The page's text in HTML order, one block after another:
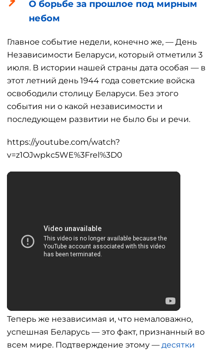
О борьбе за прошлое под мирным
небом
Главное событие недели, конечно же, — День
Независимости Беларуси, который отметили 3
июля. В истории нашей страны дата особая — в
этот летний день 1944 года советские войска
освободили столицу Беларуси. Без этого
события ни о какой независимости и
последующем развитии не было бы и речи.
https://youtube.com/watch?
v=z1OJwpkc5WE%3Frel%3D0
Теперь же независимая и, что немаловажно,
успешная Беларусь — это факт, признанный во
всем мире. Подтверждение этому — десятки